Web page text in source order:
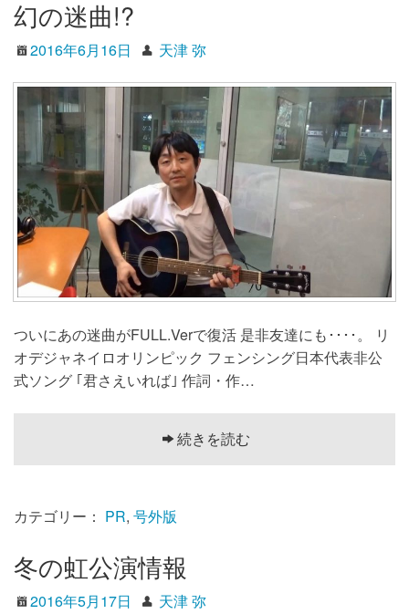
幻の迷曲!?
2016年6月16日 天津 弥
ついにあの迷曲がFULL.Verで復活 是非友達にも････。 リ
オデジャネイロオリンピック フェンシング日本代表非公
式ソング ｢君さえいれば｣ 作詞・作…
続きを読む
カテゴリー： PR, 号外版
冬の虹公演情報
2016年5月17日 天津 弥